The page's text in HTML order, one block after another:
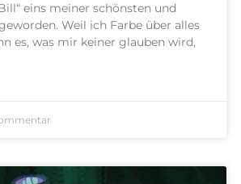
eins meiner schönsten und
Weil ich Farbe über alles
es, was mir keiner glauben wird,